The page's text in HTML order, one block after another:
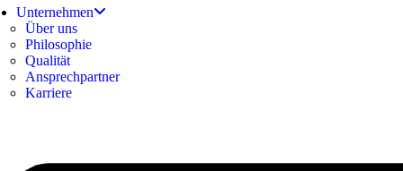
Unternehmen
Über uns
Philosophie
Qualität
Ansprechpartner
Karriere